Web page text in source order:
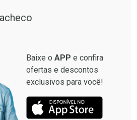
Baixe o APP e confira
ofertas e descontos
exclusivos para você!